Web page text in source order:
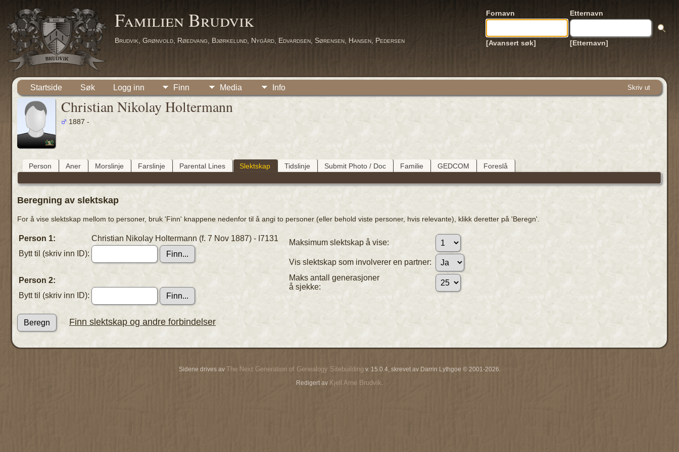
Familien Brudvik
Brudvik, Grønvold, Røedvang, Bjørkelund, Nygård, Edvardsen, Sørensen, Hansen, Pedersen
Fornavn Etternavn
[Avansert søk] [Etternavn]
Startside Søk Logg inn Finn Media Info Skriv ut
Christian Nikolay Holtermann
1887 -
Person Aner Morslinje Farslinje Parental Lines Slektskap Tidslinje Submit Photo / Doc Familie GEDCOM Foreslå
Beregning av slektskap
For å vise slektskap mellom to personer, bruk 'Finn' knappene nedenfor til å angi to personer (eller behold viste personer, hvis relevante), klikk deretter på 'Beregn'.
Person 1:
Christian Nikolay Holtermann (f. 7 Nov 1887) - I7131
Bytt til (skriv inn ID):
Person 2:
Bytt til (skriv inn ID):
Maksimum slektskap å vise:
Vis slektskap som involverer en partner:
Maks antall generasjoner
å sjekke:
Finn slektskap og andre forbindelser
Sidene drives av The Next Generation of Genealogy Sitebuilding v. 15.0.4, skrevet av Darrin Lythgoe © 2001-2026.
Redigert av Kjell Arne Brudvik.